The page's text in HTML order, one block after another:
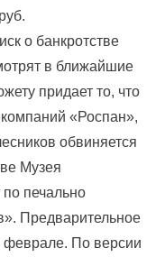
о банкротстве
в ближайшие
придает то, что
«Роспан»,
обвиняется
Музея
по печально
Предварительное
феврале. По версии